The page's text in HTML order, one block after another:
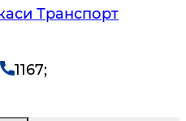
Транспорт
1167;